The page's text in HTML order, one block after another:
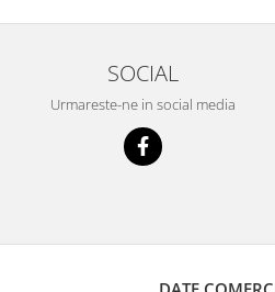
SOCIAL
Urmareste-ne in social media